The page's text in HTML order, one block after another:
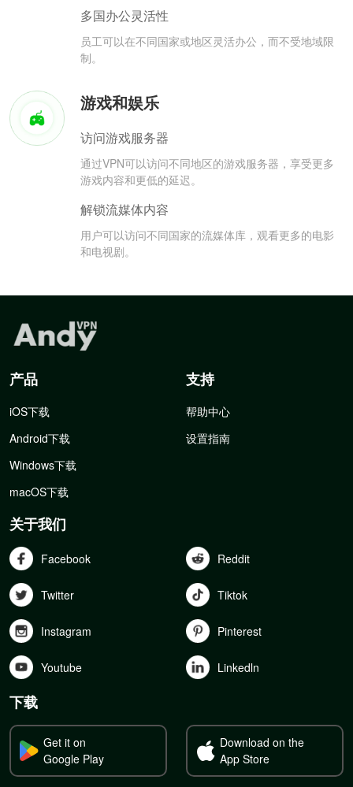
多国办公灵活性
员工可以在不同国家或地区灵活办公，而不受地域限
制。
游戏和娱乐
访问游戏服务器
通过VPN可以访问不同地区的游戏服务器，享受更多
游戏内容和更低的延迟。
解锁流媒体内容
用户可以访问不同国家的流媒体库，观看更多的电影
和电视剧。
产品
iOS下载
Android下载
Windows下载
macOS下载
支持
帮助中心
设置指南
关于我们
Facebook Reddit
Twitter Tiktok
Instagram Pinterest
Youtube Linkedln
下载
Get it on
Google Play
Download on the
App Store